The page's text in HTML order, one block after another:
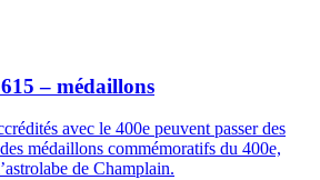
– médaillons
avec le 400e peuvent passer des
médaillons commémoratifs du 400e,
de Champlain.